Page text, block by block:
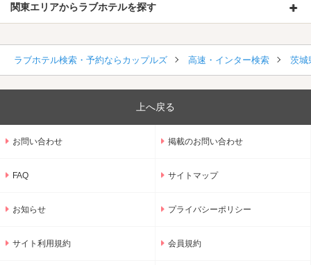
関東エリアからラブホテルを探す
ラブホテル検索・予約ならカップルズ 高速・インター検索 茨城
上へ戻る
お問い合わせ 掲載のお問い合わせ
FAQ サイトマップ
お知らせ プライバシーポリシー
サイト利用規約 会員規約